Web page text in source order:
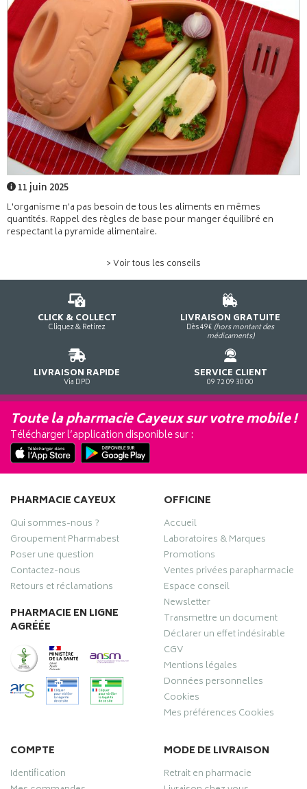
11 juin 2025
L'organisme n'a pas besoin de tous les aliments en mêmes
quantités. Rappel des règles de base pour manger équilibré en
respectant la pyramide alimentaire.
> Voir tous les conseils
CLICK & COLLECT
Cliquez & Retirez
LIVRAISON GRATUITE
Dès 49€ (hors montant des
médicaments)
LIVRAISON RAPIDE
Via DPD
SERVICE CLIENT
09 72 09 30 00
Toute la pharmacie Cayeux sur votre mobile !
Télécharger l’application disponible sur :
PHARMACIE CAYEUX
Qui sommes-nous ?
Groupement Pharmabest
Poser une question
Contactez-nous
Retours et réclamations
PHARMACIE EN LIGNE
AGRÉÉE
OFFICINE
Accueil
Laboratoires & Marques
Promotions
Ventes privées parapharmacie
Espace conseil
Newsletter
Transmettre un document
Déclarer un effet indésirable
CGV
Mentions légales
Données personnelles
Cookies
Mes préférences Cookies
COMPTE
Identification
MODE DE LIVRAISON
Retrait en pharmacie